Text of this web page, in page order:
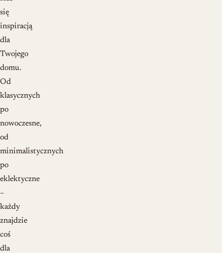
się
inspiracją
dla
Twojego
domu.
Od
klasycznych
po
nowoczesne,
od
minimalistycznych
po
eklektyczne
–
każdy
znajdzie
coś
dla